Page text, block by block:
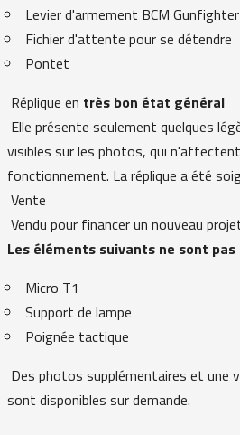
Levier d'armement BCM
Fichier d'attente pour se détendre
Pontet
Réplique en très bon état général
Elle présente seulement quelques
visibles sur les photos, qui
fonctionnement. La réplique a été
Vente
Vendu pour financer un nouveau
Les éléments suivants ne sont
Micro T1
Support de lampe
Poignée tactique
Des photos supplémentaires et une
sont disponibles sur demande.